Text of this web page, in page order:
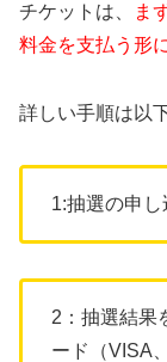
チケットは、
ま
料金を支払う形
詳しい手順は以
1:抽選の申し
2：抽選結果
ード（VISA